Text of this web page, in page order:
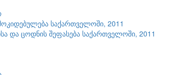
საქართველოში, 2011
და ცოდნის შეფასება საქართველოში, 2011